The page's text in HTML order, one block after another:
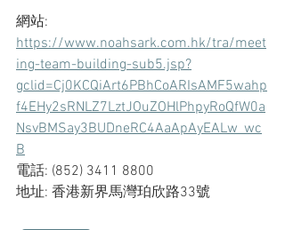
網站:
https://www.noahsark.com.hk/tra/meet
ing-team-building-sub5.jsp?
gclid=Cj0KCQiArt6PBhCoARIsAMF5wahp
f4EHy2sRNLZ7LztJOuZOHlPhpyRoQfW0a
NsvBMSay3BUDneRC4AaApAyEALw_wc
B
電話: (852) 3411 8800
地址: 香港新界馬灣珀欣路33號